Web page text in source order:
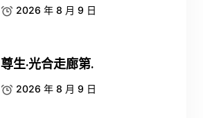
2026 年 8 月 9 日
尊生·光合走廊第.
2026 年 8 月 9 日